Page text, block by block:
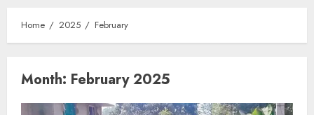
Home 2025 February
Month: February 2025